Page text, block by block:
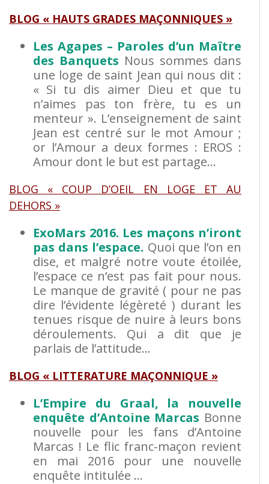
BLOG « HAUTS GRADES MAÇONNIQUES »
Les Agapes – Paroles d’un Maître
des Banquets Nous sommes dans
une loge de saint Jean qui nous dit :
« Si tu dis aimer Dieu et que tu
n’aimes pas ton frère, tu es un
menteur ». L’enseignement de saint
Jean est centré sur le mot Amour ;
or l’Amour a deux formes : EROS :
Amour dont le but est partage…
BLOG « COUP D’OEIL EN LOGE ET AU
DEHORS »
ExoMars 2016. Les maçons n’iront
pas dans l’espace. Quoi que l’on en
dise, et malgré notre voute étoilée,
l’espace ce n’est pas fait pour nous.
Le manque de gravité ( pour ne pas
dire l’évidente légèreté ) durant les
tenues risque de nuire à leurs bons
déroulements. Qui a dit que je
parlais de l’attitude…
BLOG « LITTERATURE MAÇONNIQUE »
L’Empire du Graal, la nouvelle
enquête d’Antoine Marcas Bonne
nouvelle pour les fans d’Antoine
Marcas ! Le flic franc-maçon revient
en mai 2016 pour une nouvelle
enquête intitulée …